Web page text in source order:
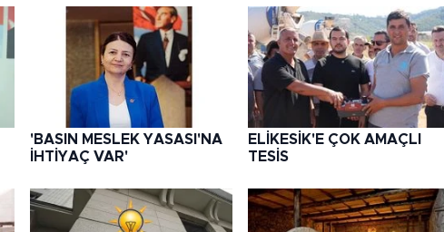
'BASIN MESLEK YASASI'NA
İHTİYAÇ VAR'
ELİKESİK'E ÇOK AMAÇLI
TESİS